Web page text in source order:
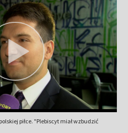
piłce. "Plebiscyt miał wzbudzić